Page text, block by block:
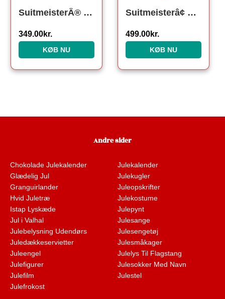
SuitmeisterÂ® Festive Tree Børnejakkesæt
349.00kr.
KØB NU
Suitmeisterâ¢ Miss Santa
499.00kr.
KØB NU
Andre sider
Chokolade Julekalender
Glædelig Jul
Granguirlander
Hvid Juletræ
Istap Lyskæde
Jul i Valhal
Julebelysning Udendørs
Juledækkeservietter
Juleengel
Julefigurer
Julefilm
Julefrokost
Julekalender
Julekugler
Juleopskrifter
Julekostume
Julepynt
Julesange
Julesengetøj
Julesmåkager
Julelys Til Flagstang
Julesokker Med Navn
Julestel